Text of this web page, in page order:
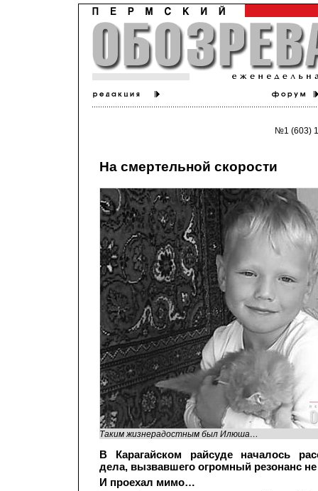
№1 (603)
На смертельной скорости
Таким жизнерадостным был Илюша…
В Карагайском райсуде началось
дела, вызвавшего огромный резонанс не
И проехал мимо…